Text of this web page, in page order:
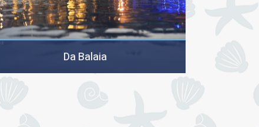
Da Balaia
מיקום: 150 דונם בדרום פורטוגל, על צוק אדום הפונה אל